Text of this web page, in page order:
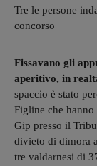
Tre le persone
concorso
Fissavano gli
aperitivo, in
spaccio è stato
Figline che hanno
Gip presso il
divieto di dimora
tre valdarnesi di